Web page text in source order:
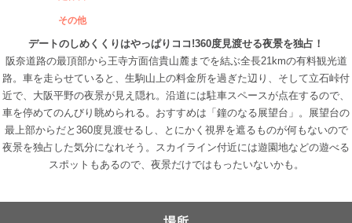
その他
デートのしめくくりはやっぱりココ!360度見渡せる夜景を独占！
阪奈道路の最頂部から王寺方面信貴山麓までを結ぶ全長21kmの有料観光道
路。車を走らせていると、生駒山上の料金所を過ぎた辺り、そして立石峠付
近で、大阪平野の夜景が見え隠れ。沿道には駐車スペースが点在するので、
車を停めてのんびり眺められる。おすすめは「鐘のなる展望台」。展望台の
最上部からだと360度見渡せるし、とにかく視界を遮るものが何もないので
夜景を独占した気分になれそう。スカイライン付近には遊園地などの遊べる
スポットもあるので、夜景だけではもったいないかも。